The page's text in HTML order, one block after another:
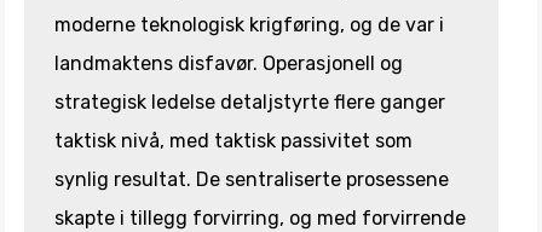
moderne teknologisk krigføring, og de var i
landmaktens disfavør. Operasjonell og
strategisk ledelse detaljstyrte flere ganger
taktisk nivå, med taktisk passivitet som
synlig resultat. De sentraliserte prosessene
skapte i tillegg forvirring, og med forvirrende